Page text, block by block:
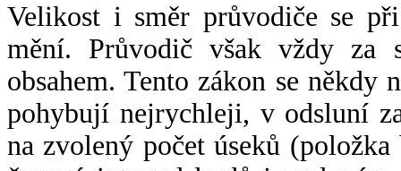
Velikost i směr průvodiče se
mění. Průvodič však vždy za
obsahem. Tento zákon se někdy
pohybují nejrychleji, v odsluní
na zvolený počet úseků